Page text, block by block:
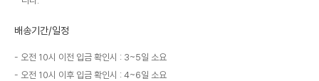
배송기간/일정
오전 10시 이전 입금 확인시 : 3~5일 소요
오전 10시 이후 입금 확인시 : 4~6일 소요